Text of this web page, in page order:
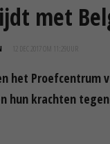
met
12 DEC 2017 OM 11:29
het Proefcentrum
hun krachten